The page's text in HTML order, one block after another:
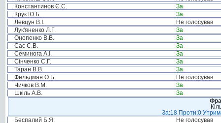
Константинов Є.С.
За
Крук Ю.Б.
За
Левцун В.І.
Не голосував
Лук'яненко Л.Г.
За
Онопенко В.В.
За
Сас С.В.
За
Семинога А.І.
За
Сінченко С.Г.
За
Таран В.В.
За
Фельдман О.Б.
Не голосував
Чичков В.М.
За
Шкіль А.В.
За
За:18 Проти:0
Беспалий Б.Я.
Не голосував